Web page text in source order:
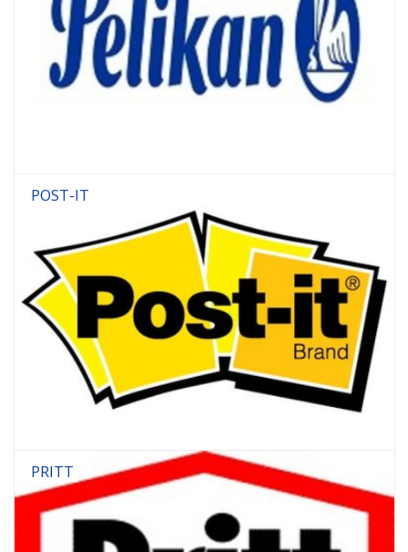
POST-IT
PRITT